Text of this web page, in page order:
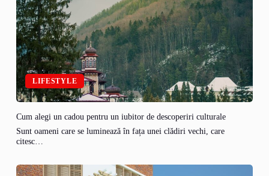
LIFESTYLE
Cum alegi un cadou pentru un iubitor de descoperiri culturale
Sunt oameni care se luminează în fața unei clădiri vechi, care
citesc…